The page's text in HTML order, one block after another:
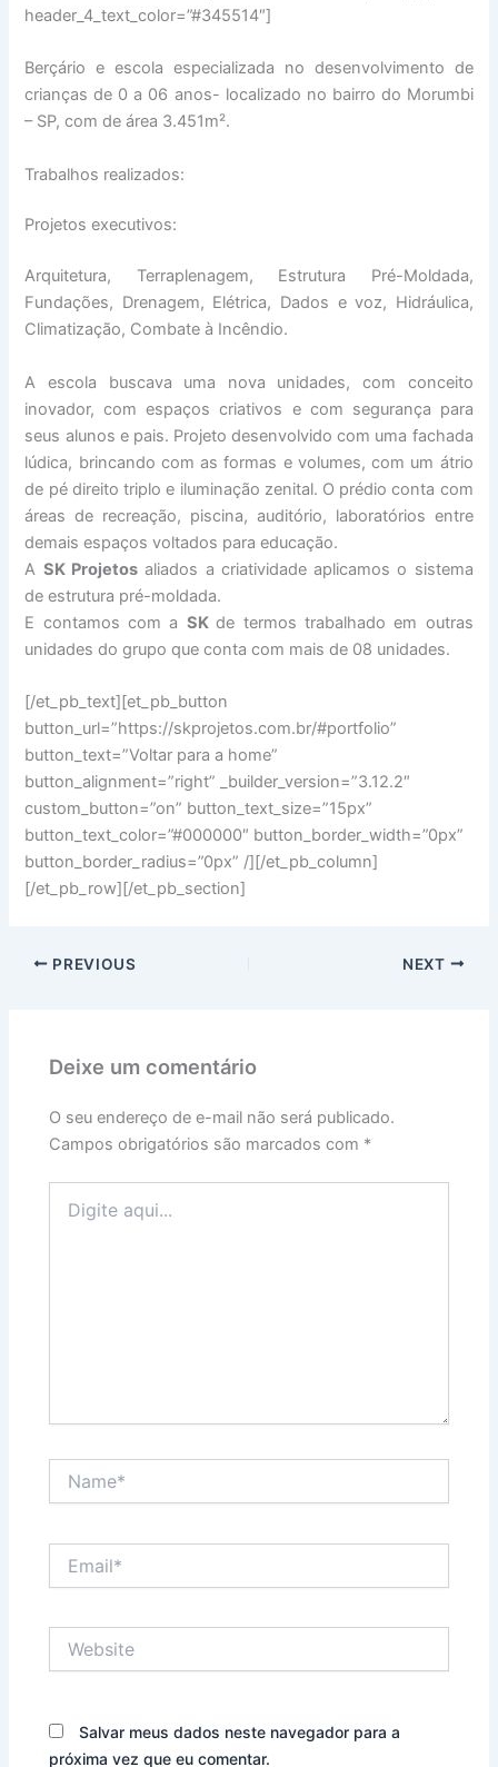
header_4_text_color=”#345514″]
Berçário e escola especializada no desenvolvimento de
crianças de 0 a 06 anos- localizado no bairro do Morumbi
– SP, com de área 3.451m².
Trabalhos realizados:
Projetos executivos:
Arquitetura, Terraplenagem, Estrutura Pré-Moldada,
Fundações, Drenagem, Elétrica, Dados e voz, Hidráulica,
Climatização, Combate à Incêndio.
A escola buscava uma nova unidades, com conceito
inovador, com espaços criativos e com segurança para
seus alunos e pais. Projeto desenvolvido com uma fachada
lúdica, brincando com as formas e volumes, com um átrio
de pé direito triplo e iluminação zenital. O prédio conta com
áreas de recreação, piscina, auditório, laboratórios entre
demais espaços voltados para educação.
A SK Projetosaliados a criatividade aplicamos o sistema
de estrutura pré-moldada.
E contamos com a SKde termos trabalhado em outras
unidades do grupo que conta com mais de 08 unidades.
[/et_pb_text][et_pb_button
button_url=”https://skprojetos.com.br/#portfolio”
button_text=”Voltar para a home”
button_alignment=”right” _builder_version=”3.12.2″
custom_button=”on” button_text_size=”15px”
button_text_color=”#000000″ button_border_width=”0px”
button_border_radius=”0px” /][/et_pb_column]
[/et_pb_row][/et_pb_section]
PREVIOUS NEXT
Deixe um comentário
O seu endereço de e-mail não será publicado.
Campos obrigatórios são marcados com *
aqui...
Salvar meus dados neste navegador para a
próxima vez que eu comentar.